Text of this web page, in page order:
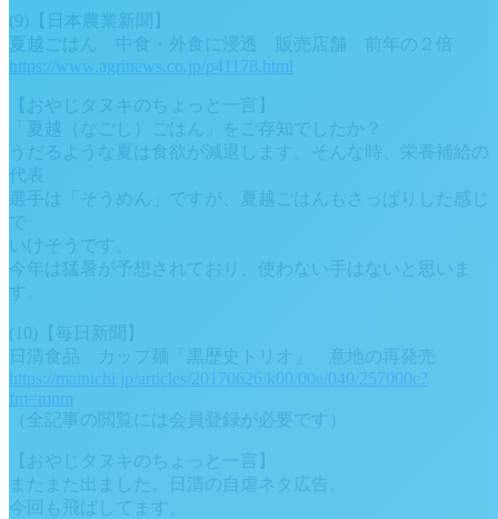
(9)【日本農業新聞】
夏越ごはん 中食・外食に浸透 販売店舗 前年の２倍
https://www.agrinews.co.jp/p41178.html
【おやじタヌキのちょっと一言】
「夏越（なごし）ごはん」をご存知でしたか？
うだるような夏は食欲が減退します。そんな時、栄養補給の
代表
選手は「そうめん」ですが、夏越ごはんもさっぱりした感じ
で
いけそうです。
今年は猛暑が予想されており、使わない手はないと思いま
す。
(10)【毎日新聞】
日清食品 カップ麺「黒歴史トリオ」 意地の再発売
https://mainichi.jp/articles/20170626/k00/00e/040/257000c?
fm=mnm
（全記事の閲覧には会員登録が必要です）
【おやじタヌキのちょっと一言】
またまた出ました。日清の自虐ネタ広告。
今回も飛ばしてます。